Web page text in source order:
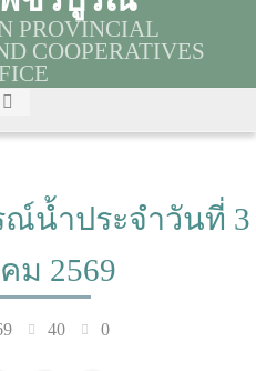
PROVINCIAL
COOPERATIVES
ณ์น้ำประจำวันที่ 3
ม 2569
40 0